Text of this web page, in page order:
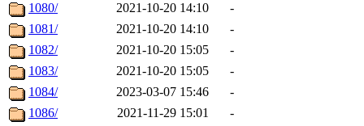
1080/
2021-10-20 14:10
-
1081/
2021-10-20 14:10
-
1082/
2021-10-20 15:05
-
1083/
2021-10-20 15:05
-
1084/
2023-03-07 15:46
-
1086/
2021-11-29 15:01 -